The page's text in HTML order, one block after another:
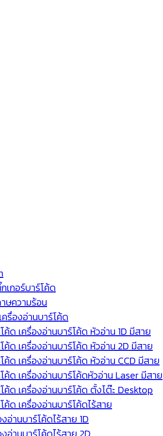
เกอร์บาร์โค้ด
ษความร้อน
รื่องอ่านบาร์โค้ด
ค้ด เครื่องอ่านบาร์โค้ด หัวอ่าน 1D มีสาย
ค้ด เครื่องอ่านบาร์โค้ด หัวอ่าน 2D มีสาย
ค้ด เครื่องอ่านบาร์โค้ด หัวอ่าน CCD มีสาย
ค้ด เครื่องอ่านบาร์โค้ดหัวอ่าน Laser มีสาย
ค้ด เครื่องอ่านบาร์โค้ด ตั้งโต๊ะ Desktop
ค้ด เครื่องอ่านบาร์โค้ดไร้สาย
อ่านบาร์โค้ดไร้สาย 1D